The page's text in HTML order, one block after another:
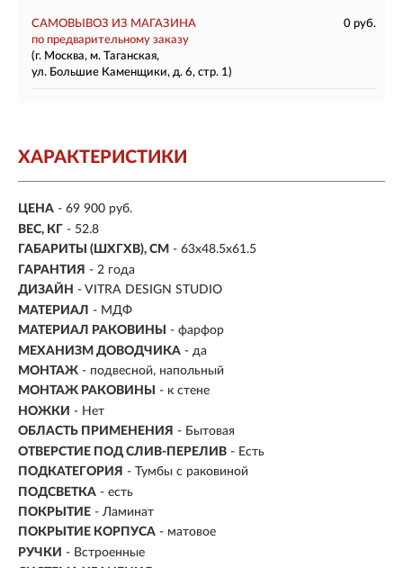
САМОВЫВОЗ ИЗ МАГАЗИНА
0 руб.
по предварительному заказу
(г. Москва, м. Таганская,
ул. Большие Каменщики, д. 6, стр. 1)
ХАРАКТЕРИСТИКИ
ЦЕНА - 69 900 руб.
ВЕС, КГ - 52.8
ГАБАРИТЫ (ШХГХВ), СМ - 63х48.5х61.5
ГАРАНТИЯ - 2 года
ДИЗАЙН - VITRA DESIGN STUDIO
МАТЕРИАЛ - МДФ
МАТЕРИАЛ РАКОВИНЫ
- фарфор
МЕХАНИЗМ ДОВОДЧИКА - да
МОНТАЖ - подвесной, напольный
МОНТАЖ РАКОВИНЫ
- к стене
НОЖКИ - Нет
ОБЛАСТЬ ПРИМЕНЕНИЯ - Бытовая
ОТВЕРСТИЕ ПОД СЛИВ-ПЕРЕЛИВ - Есть
ПОДКАТЕГОРИЯ - Тумбы с раковиной
ПОДСВЕТКА - есть
ПОКРЫТИЕ - Ламинат
ПОКРЫТИЕ КОРПУСА - матовое
РУЧКИ - Встроенные